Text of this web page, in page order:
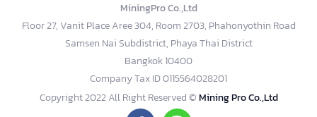
MiningPro Co.,Ltd
Floor 27, Vanit Place Aree 304, Room 2703, Phahonyothin Road
Samsen Nai Subdistrict, Phaya Thai District
Bangkok 10400
Company Tax ID 0115564028201
Copyright 2022 All Right Reserved ©Mining Pro Co.,Ltd